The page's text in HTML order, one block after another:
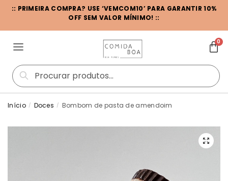
:: PRIMEIRA COMPRA? USE ‘VEMCOM10’ PARA GARANTIR 10%
OFF SEM VALOR MÍNIMO! ::
0
Pesquisar
Início / Doces / Bombom de pasta de amendoim